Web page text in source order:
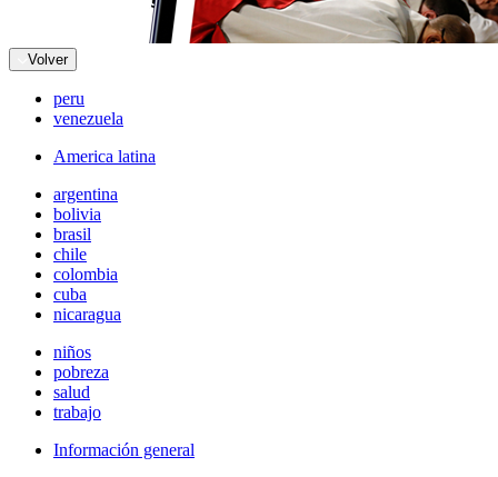
Volver
peru
venezuela
America latina
argentina
bolivia
brasil
chile
colombia
cuba
nicaragua
niños
pobreza
salud
trabajo
Información general